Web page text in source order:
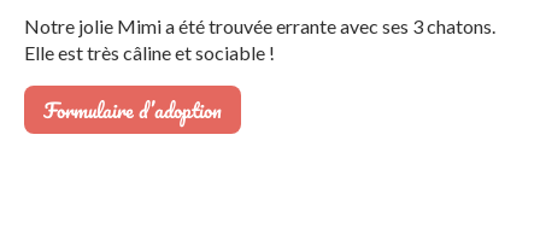
Notre jolie Mimi a été trouvée errante avec ses 3 chatons.
Elle est très câline et sociable !
Formulaire d’adoption